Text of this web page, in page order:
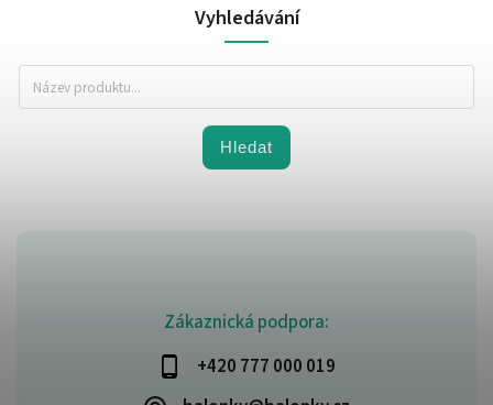
Zákaznická podpora:
+420 777 000 019
Vyhledávání
Hledat